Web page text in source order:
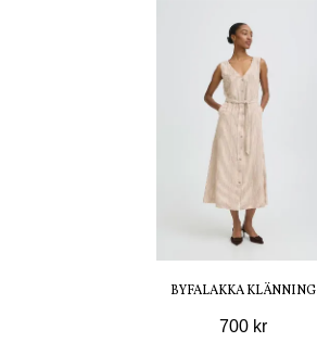
BYFALAKKA KLÄNNING
700 kr